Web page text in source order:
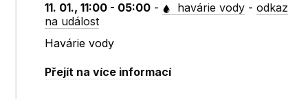
11. 01., 11:00 - 05:00 - havárie vody -odkaz
na událost
Havárie vody
Přejít na více informací